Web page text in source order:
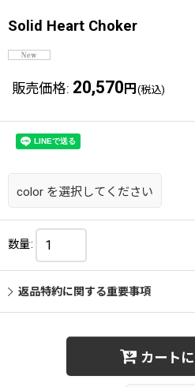
Solid Heart Choker
販売価格: 20,570 円 (税込)
color を選択してください
数量:
返品特約に関する重要事項
カート